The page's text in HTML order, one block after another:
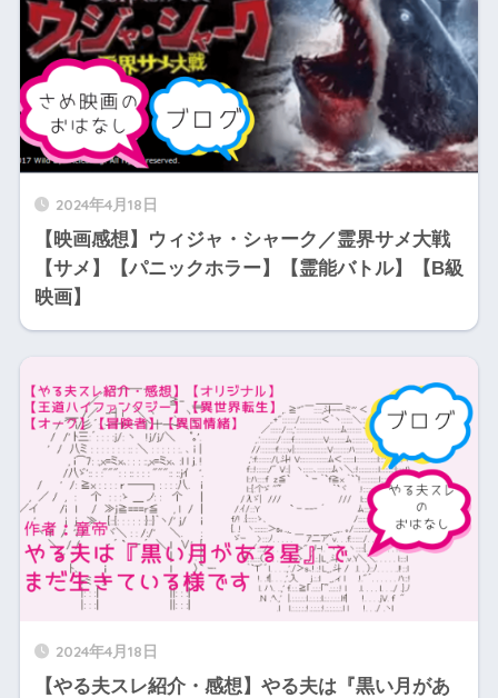
2024年4月18日
【映画感想】ウィジャ・シャーク／霊界サメ大戦
【サメ】【パニックホラー】【霊能バトル】【B級
映画】
2024年4月18日
【やる夫スレ紹介・感想】やる夫は『黒い月があ